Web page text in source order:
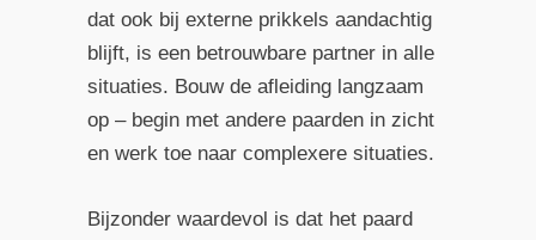
dat ook bij externe prikkels aandachtig
blijft, is een betrouwbare partner in alle
situaties. Bouw de afleiding langzaam
op – begin met andere paarden in zicht
en werk toe naar complexere situaties.
Bijzonder waardevol is dat het paard